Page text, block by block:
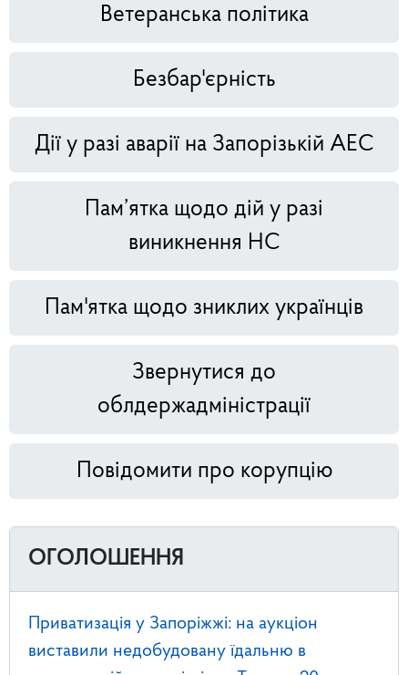
Ветеранська політика
Безбар'єрність
Дії у разі аварії на Запорізькій АЕС
Пам’ятка щодо дій у разі
виникнення НС
Пам'ятка щодо зниклих українців
Звернутися до
облдержадміністрації
Повідомити про корупцію
ОГОЛОШЕННЯ
Приватизація у Запоріжжі: на аукціон
виставили недобудовану їдальню в